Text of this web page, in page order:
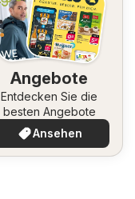
Angebote
Entdecken Sie die
besten Angebote
Ansehen